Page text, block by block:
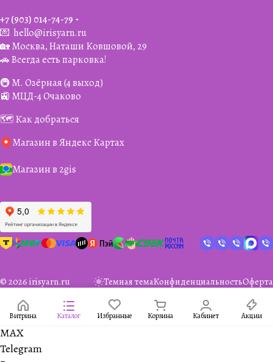
+7 (903) 014-74-79‬
💌 hello@irisyarn.ru
🏡 Москва, Наташи Ковшовой, 29
🚗 Всегда есть парковка!
🚇 М. Озёрная (4 выход)
🚉 МЦД-4 Очаково
🗺️ Как добраться
Магазин в Яндекс Картах
Магазин в 2gis
© 2026 irisyarn.ru Темная темаКонфиденциальностьОферта
Витрина Каталог Избранные Корзина Кабинет Акции
MAX
Telegram